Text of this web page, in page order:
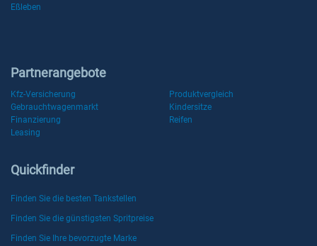
Eßleben
Partnerangebote
Kfz-Versicherung
Produktvergleich
Gebrauchtwagenmarkt
Kindersitze
Finanzierung
Reifen
Leasing
Quickfinder
Finden Sie die besten Tankstellen
Finden Sie die günstigsten Spritpreise
Finden Sie Ihre bevorzugte Marke